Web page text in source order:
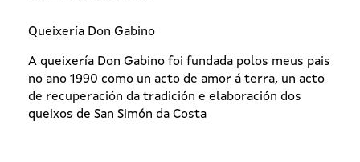
Queixería Don Gabino
A queixería Don Gabino foi fundada polos meus pais
no ano 1990 como un acto de amor á terra, un acto
de recuperación da tradición e elaboración dos
queixos de San Simón da Costa